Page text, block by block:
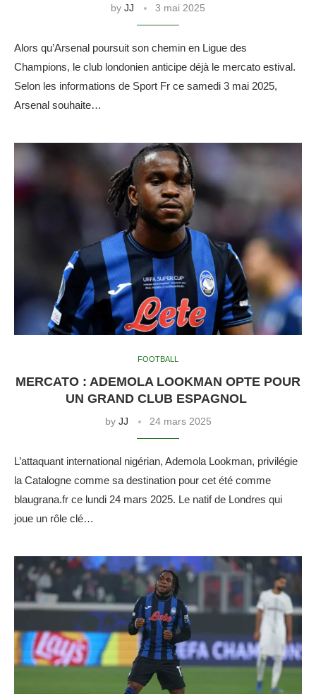
by JJ 3 mai 2025
Alors qu’Arsenal poursuit son chemin en Ligue des
Champions, le club londonien anticipe déjà le mercato estival.
Selon les informations de Sport Fr ce samedi 3 mai 2025,
Arsenal souhaite…
FOOTBALL
MERCATO : ADEMOLA LOOKMAN OPTE POUR
UN GRAND CLUB ESPAGNOL
by JJ 24 mars 2025
L’attaquant international nigérian, Ademola Lookman, privilégie
la Catalogne comme sa destination pour cet été comme
blaugrana.fr ce lundi 24 mars 2025. Le natif de Londres qui
joue un rôle clé…